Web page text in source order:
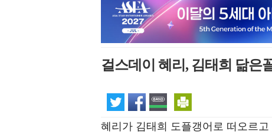
걸스데이 혜리, 김태희 닮은
혜리가 김태희 도플갱어로 떠오르고